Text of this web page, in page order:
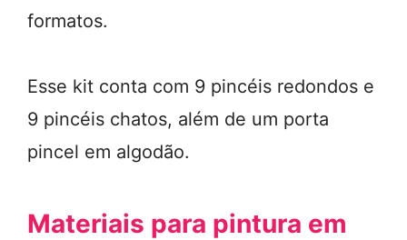
formatos.
Esse kit conta com 9 pincéis redondos e
9 pincéis chatos, além de um porta
pincel em algodão.
Materiais para pintura em